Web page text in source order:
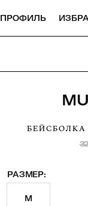
ПРОФИЛЬ
РАЗМЕР:
M